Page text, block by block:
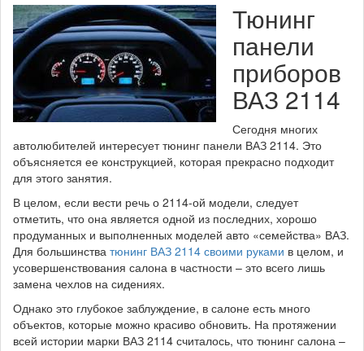
Тюнинг
панели
приборов
ВАЗ 2114
Сегодня многих
автолюбителей интересует тюнинг панели ВАЗ 2114. Это
объясняется ее конструкцией, которая прекрасно подходит
для этого занятия.
В целом, если вести речь о 2114-ой модели, следует
отметить, что она является одной из последних, хорошо
продуманных и выполненных моделей авто «семейства» ВАЗ.
Для большинства тюнинг ВАЗ 2114 своими руками в целом, и
усовершенствования салона в частности – это всего лишь
замена чехлов на сидениях.
Однако это глубокое заблуждение, в салоне есть много
объектов, которые можно красиво обновить. На протяжении
всей истории марки ВАЗ 2114 считалось, что тюнинг салона –